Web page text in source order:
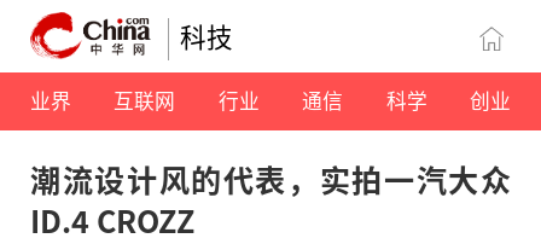
科技
业界 互联网 行业 通信 科学 创业
潮流设计风的代表，实拍一汽大众
ID.4 CROZZ